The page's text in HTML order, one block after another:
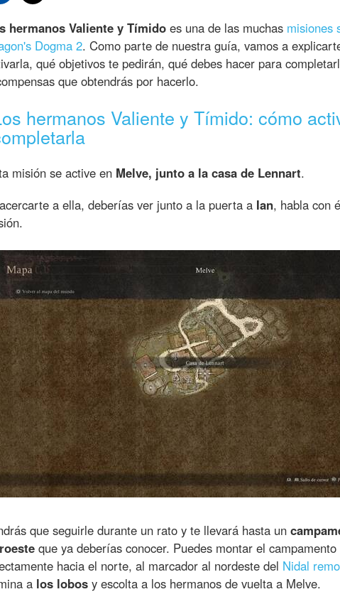
hermanos Valiente y Tímido es una de las muchas misiones
Dogma 2. Como parte de nuestra guía, vamos a
qué objetivos te pedirán, qué debes hacer para
que obtendrás por hacerlo.
hermanos Valiente y Tímido: cómo
misión se active en Melve, junto a la casa de Lennart.
a ella, deberías ver junto a la puerta a Ian, habla con
que seguirle durante un rato y te llevará hasta un
que ya deberías conocer. Puedes montar el
hacia el norte, al marcador al nordeste del Nidal
a los lobos y escolta a los hermanos de vuelta a Melve.